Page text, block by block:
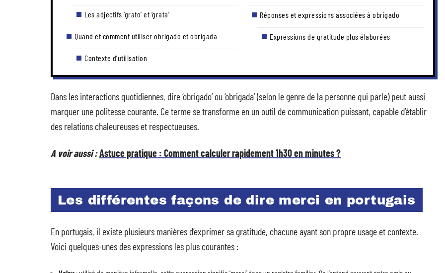
Les adjectifs ‘grato’ et ‘grata’
Quand et comment utiliser obrigado et obrigada
Contexte d’utilisation
Réponses et expressions associées à obrigado
Expressions de gratitude plus élaborées
Dans les interactions quotidiennes, dire ‘obrigado’ ou ‘obrigada’ (selon le genre de la personne qui parle) peut aussi
marquer une politesse courante. Ce terme se transforme en un outil de communication puissant, capable d’établir
des relations chaleureuses et respectueuses.
A voir aussi :Astuce pratique : Comment calculer rapidement 1h30 en minutes ?
Les différentes façons de dire merci en portugais
En portugais, il existe plusieurs manières d’exprimer sa gratitude, chacune ayant son propre usage et contexte.
Voici quelques-unes des expressions les plus courantes :